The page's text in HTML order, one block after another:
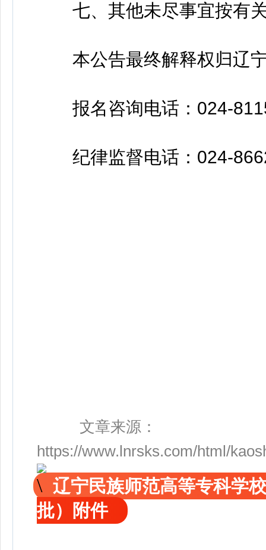
七、其他未尽事宜按有关
本公告最终解释权归辽宁
报名咨询电话：024-
纪律监督电话：024-
文章来源：
https://www.lnrsks.com/html/
辽宁民族师范高等专科学
批）附件